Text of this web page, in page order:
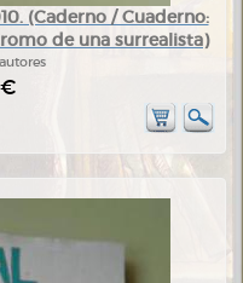
(Caderno / Cuaderno:
de una surrealista)